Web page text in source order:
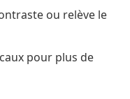
ou relève le
pour plus de